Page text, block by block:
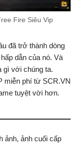
Fire Siêu Vip
đã trở thành dòng
dẫn của nó. Và
gì với chúng ta.
miễn phí từ SCR.VN
tuyệt vời hơn.
ảnh, ảnh cuối cấp